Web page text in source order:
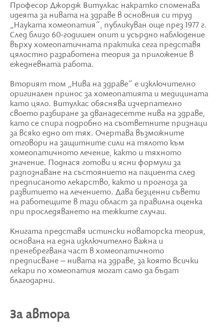
Професор Джордж Витулкас накратко споменава
идеята за нивата на здраве в основния си труд
„Науката хомеопатия“, публикуван още през 1977 г.
След близо 60-годишен опит и усърдно наблюдение
върху хомеопатичната практика сега представя
цялостно разработена теория за приложение в
ежедневната работа.
Вторият том „Нива на здраве“ е изключително
оригинален принос за хомеопатията и медицината
като цяло. Витулкас обяснява изчерпателно
своето разбиране за дванадесетте нива на здраве,
като се спира подробно на съответните признаци
за всяко едно от тях. Очертава възможните
отговори на защитните сили на тялото към
хомеопатичното лечение, както и тяхното
значение. Поднася готови и ясни формули за
разпознаване на състоянието на пациента след
предписаното лекарство, както и прогноза за
развитието на лечението. Дава безценни съвети
на работещите в тази област за правилна оценка
при проследяването на тежките случаи.
Книгата представя истински новаторска теория,
основана на една изключително важна и
пренебрегвана част в хомеопатичното
предписване – нивата на здраве, за която всички
лекари по хомеопатия могат само да бъдат
благодарни.
За автора